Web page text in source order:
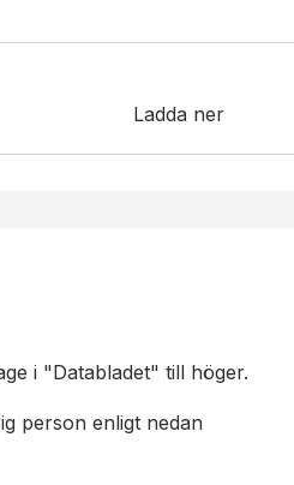
ESD / Antistatutrustning
Ladda ner
i "Databladet" till höger.
person enligt nedan